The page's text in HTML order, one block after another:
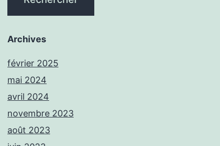
Archives
février 2025
mai 2024
avril 2024
novembre 2023
août 2023